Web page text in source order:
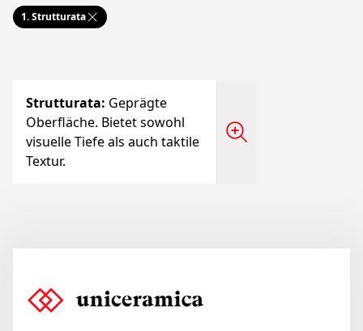
1.Strutturata
Strutturata: Geprägte
Oberfläche. Bietet sowohl
visuelle Tiefe als auch taktile
Textur.